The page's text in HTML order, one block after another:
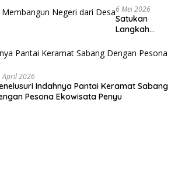
6 Mei 2026
Satukan
Langkah
Negeri dari
Desa
April 2026
Indahnya Pantai Keramat Sabang
Pesona Ekowisata Penyu